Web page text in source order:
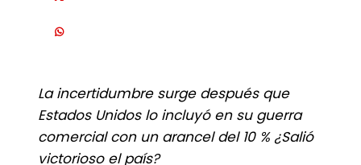
La incertidumbre surge después que
Estados Unidos lo incluyó en su guerra
comercial con un arancel del 10 % ¿Salió
victorioso el país?